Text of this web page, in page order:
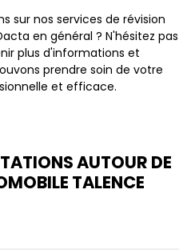
sur nos services de révision
en général ? N'hésitez pas
plus d'informations et
prendre soin de votre
et efficace.
AUTOUR DE
TALENCE